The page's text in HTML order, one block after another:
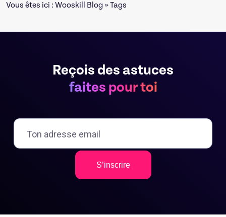
Vous êtes ici : Wooskill Blog » Tags
Reçois des astuces
faites pour toi
S’inscrire